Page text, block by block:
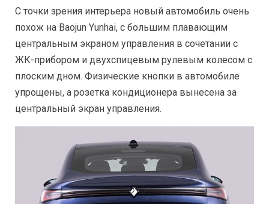
С точки зрения интерьера новый автомобиль очень
похож на Baojun Yunhai, с большим плавающим
центральным экраном управления в сочетании с
ЖК-прибором и двухспицевым рулевым колесом с
плоским дном. Физические кнопки в автомобиле
упрощены, а розетка кондиционера вынесена за
центральный экран управления.